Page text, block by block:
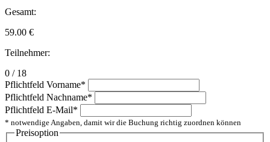
Gesamt:
59.00 €
Teilnehmer:
0 / 18
Pflichtfeld Vorname*
Pflichtfeld Nachname*
Pflichtfeld E-Mail*
* notwendige Angaben, damit wir die Buchung richtig zuordnen können
Preisoption